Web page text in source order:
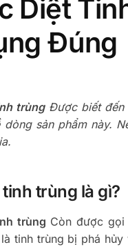
Diệt
Đúng
trùngĐược biết đến
dòng sản phẩm này.
trùng là gì?
trùng Còn được gọi
tinh trùng bị phá